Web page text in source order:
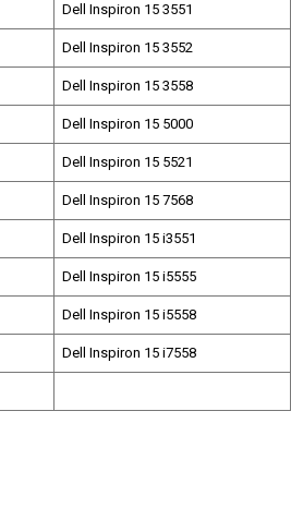
Dell Inspiron 15 3551
Dell Inspiron 15 3552
Dell Inspiron 15 3558
Dell Inspiron 15 5000
Dell Inspiron 15 5521
Dell Inspiron 15 7568
Dell Inspiron 15 i3551
Dell Inspiron 15 i5555
Dell Inspiron 15 i5558
Dell Inspiron 15 i7558